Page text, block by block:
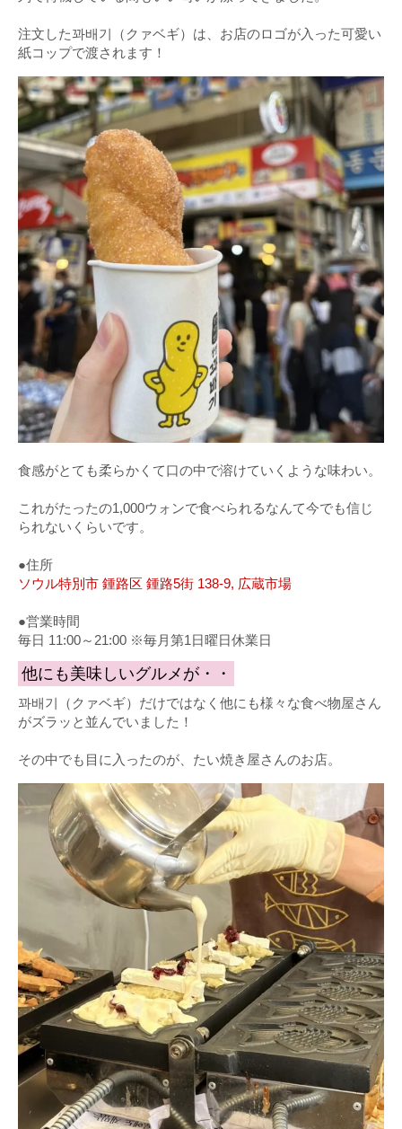
注文した꽈배기（クァベギ）は、お店のロゴが入った可愛い
紙コップで渡されます！
食感がとても柔らかくて口の中で溶けていくような味わい。
これがたったの1,000ウォンで食べられるなんて今でも信じ
られないくらいです。
●住所
ソウル特別市 鍾路区 鍾路5街 138-9, 広蔵市場
●営業時間
毎日 11:00～21:00 ※毎月第1日曜日休業日
他にも美味しいグルメが・・
꽈배기（クァベギ）だけではなく他にも様々な食べ物屋さん
がズラッと並んでいました！
その中でも目に入ったのが、たい焼き屋さんのお店。